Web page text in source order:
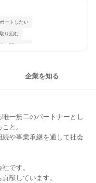
ートしたい
り組む
と関われる
企業を知る
一無二のパートナーとし
と。
や事業承継を通して社会
です。
献しています。